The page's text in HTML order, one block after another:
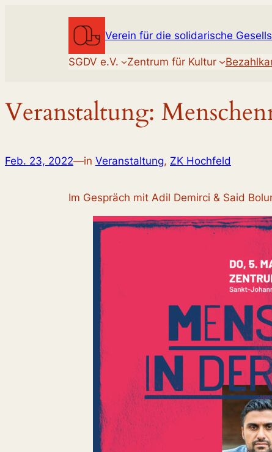
Verein für die solidarische
SGDV e.V. Zentrum für Kultur
Veranstaltung:
Feb. 23, 2022—in Veranstaltung, ZK Hochfeld
Im Gespräch mit Adil Demirci & Said